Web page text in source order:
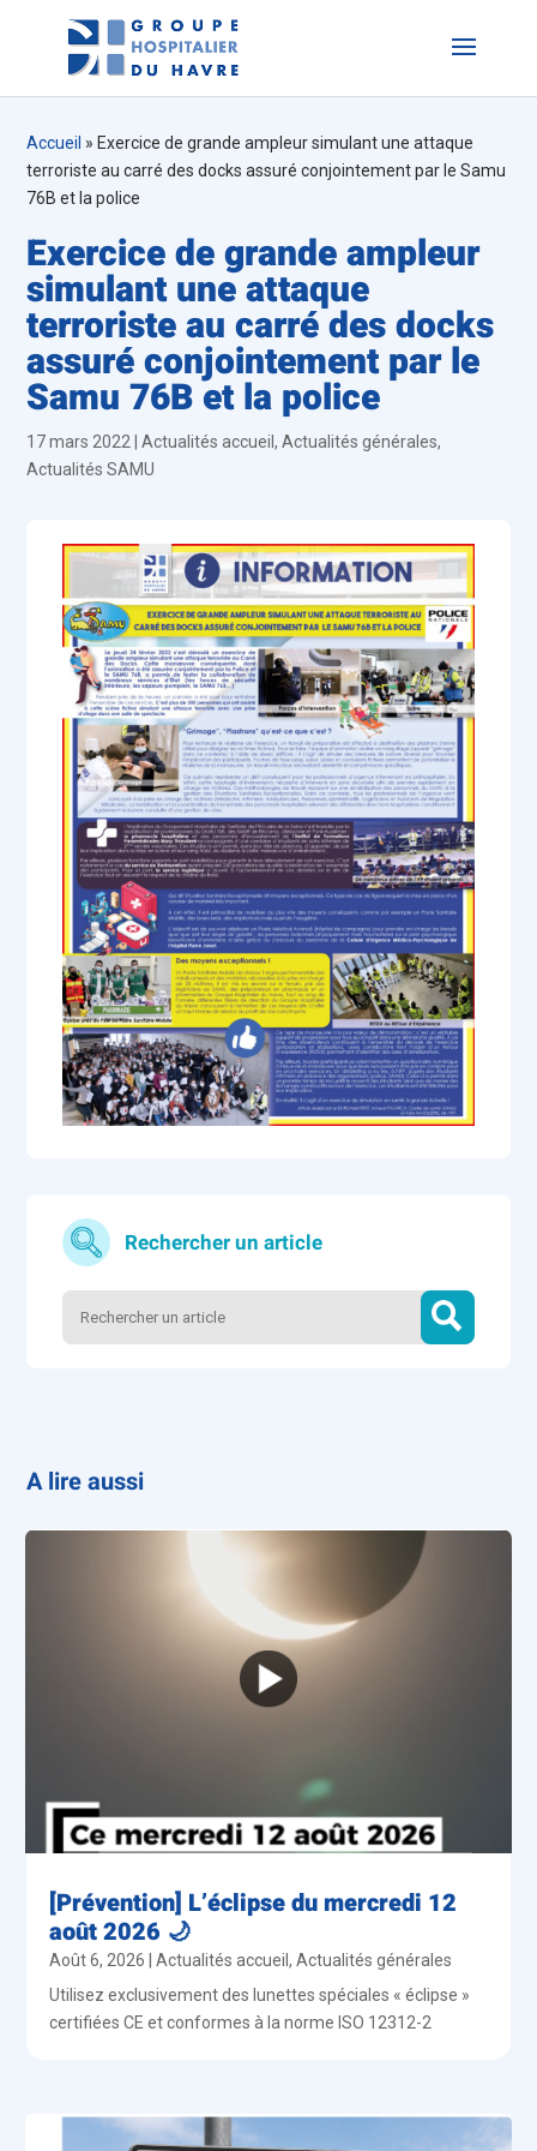
Accueil » Exercice de grande ampleur simulant une attaque
terroriste au carré des docks assuré conjointement par le Samu
76B et la police
Exercice de grande ampleur
simulant une attaque
terroriste au carré des docks
assuré conjointement par le
Samu 76B et la police
17 mars 2022 |Actualités accueil,Actualités générales,
Actualités SAMU
Rechercher un article
A lire aussi
[Prévention] L’éclipse du mercredi 12
août 2026 🌙
Août 6, 2026 |Actualités accueil,Actualités générales
Utilisez exclusivement des lunettes spéciales « éclipse »
certifiées CE et conformes à la norme ISO 12312-2